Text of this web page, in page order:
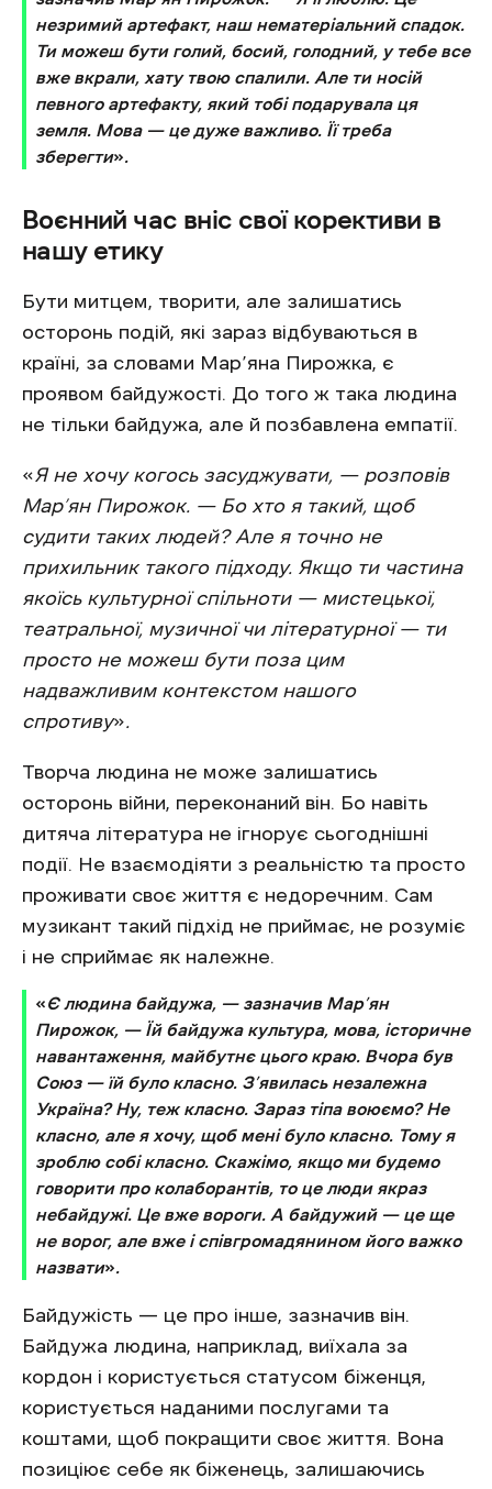
незримий артефакт, наш нематеріальний спадок.
Ти можеш бути голий, босий, голодний, у тебе все
вже вкрали, хату твою спалили. Але ти носій
певного артефакту, який тобі подарувала ця
земля. Мова — це дуже важливо. Її треба
зберегти»
Воєнний час вніс свої корективи в
нашу етику
Бути митцем, творити, але залишатись
осторонь подій, які зараз відбуваються в
країні, за словами Мар’яна Пирожка, є
проявом байдужості. До того ж така людина
не тільки байдужа, але й позбавлена емпатії.
«Я не хочу когось засуджувати, — розповів
Мар’ян Пирожок. — Бо хто я такий, щоб
судити таких людей? Але я точно не
прихильник такого підходу. Якщо ти частина
якоїсь культурної спільноти — мистецької,
театральної, музичної чи літературної — ти
просто не можеш бути поза цим
надважливим контекстом нашого
спротиву».
Творча людина не може залишатись
осторонь війни, переконаний він. Бо навіть
дитяча література не ігнорує сьогоднішні
події. Не взаємодіяти з реальністю та просто
проживати своє життя є недоречним. Сам
музикант такий підхід не приймає, не розуміє
і не сприймає як належне.
«Є людина байдужа, — зазначив Мар’ян
Пирожок, — Їй байдужа культура, мова, історичне
навантаження, майбутнє цього краю. Вчора був
Союз — їй було класно. З’явилась незалежна
Україна? Ну, теж класно. Зараз тіпа воюємо? Не
класно, але я хочу, щоб мені було класно. Тому я
зроблю собі класно. Скажімо, якщо ми будемо
говорити про колаборантів, то це люди якраз
небайдужі. Це вже вороги. А байдужий — це ще
не ворог, але вже і співгромадянином його важко
назвати»
Байдужість — це про інше, зазначив він.
Байдужа людина, наприклад, виїхала за
кордон і користується статусом біженця,
користується наданими послугами та
коштами, щоб покращити своє життя. Вона
позиціює себе як біженець, залишаючись